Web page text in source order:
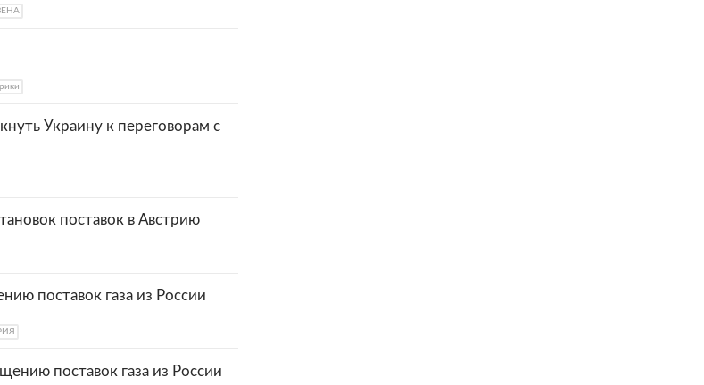
Украину к переговорам с
поставок в Австрию
поставок газа из России
поставок газа из России